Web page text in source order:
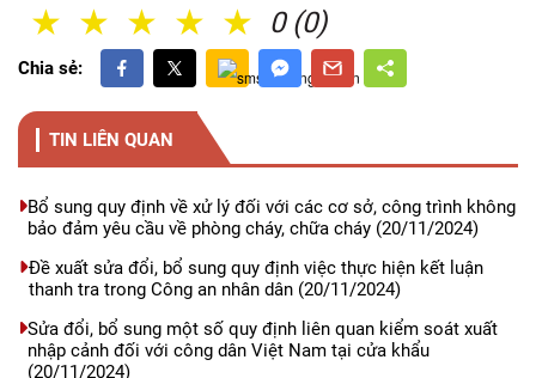
0 (0)
5 Sao
4 Sao
3 Sao
2 Sao
1 Sao
Chia sẻ:
TIN LIÊN QUAN
Bổ sung quy định về xử lý đối với các cơ sở, công trình không
bảo đảm yêu cầu về phòng cháy, chữa cháy (20/11/2024)
Đề xuất sửa đổi, bổ sung quy định việc thực hiện kết luận
thanh tra trong Công an nhân dân (20/11/2024)
Sửa đổi, bổ sung một số quy định liên quan kiểm soát xuất
nhập cảnh đối với công dân Việt Nam tại cửa khẩu
(20/11/2024)